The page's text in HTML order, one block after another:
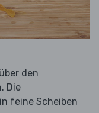
den
Die
in feine Scheiben